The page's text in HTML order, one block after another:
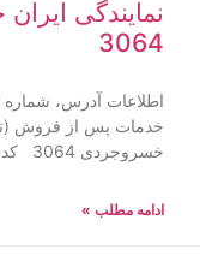
نمایندگی
3064
اطلاعات آدرس،
خدمات پس از فروش
خسروجردی 3064 کد نمایندگی ۳۰۶۴
ادامه مطلب »